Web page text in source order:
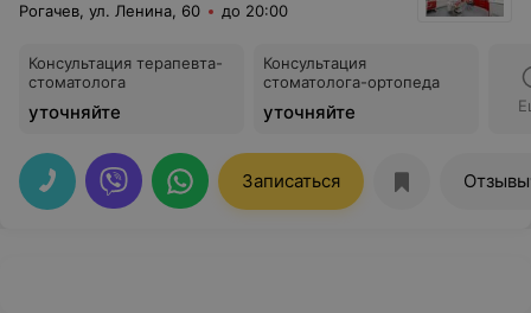
Рогачев, ул. Ленина, 60 до 20:00
Консультация терапевта-
стоматолога
уточняйте
Консультация
стоматолога-ортопеда
уточняйте
Записаться Отзывы